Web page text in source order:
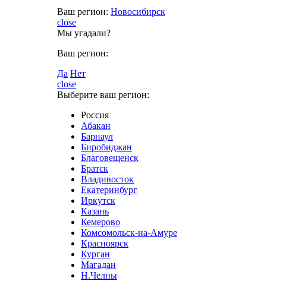
Ваш регион: Новосибирск
close
Мы угадали?
Ваш регион:
Да Нет
close
Выберите ваш регион:
Россия
Абакан
Барнаул
Биробиджан
Благовещенск
Братск
Владивосток
Екатеринбург
Иркутск
Казань
Кемерово
Комсомольск-на-Амуре
Красноярск
Курган
Магадан
Н.Челны